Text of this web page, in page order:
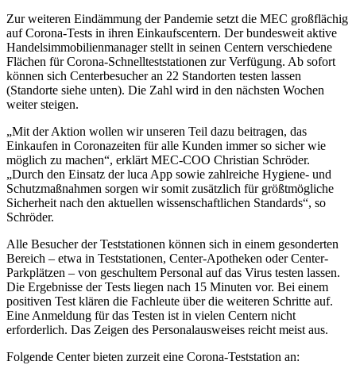
Zur weiteren Eindämmung der Pandemie setzt die MEC großflächig
auf Corona-Tests in ihren Einkaufscentern. Der bundesweit aktive
Handelsimmobilienmanager stellt in seinen Centern verschiedene
Flächen für Corona-Schnellteststationen zur Verfügung. Ab sofort
können sich Centerbesucher an 22 Standorten testen lassen
(Standorte siehe unten). Die Zahl wird in den nächsten Wochen
weiter steigen.
„Mit der Aktion wollen wir unseren Teil dazu beitragen, das
Einkaufen in Coronazeiten für alle Kunden immer so sicher wie
möglich zu machen“, erklärt MEC-COO Christian Schröder.
„Durch den Einsatz der luca App sowie zahlreiche Hygiene- und
Schutzmaßnahmen sorgen wir somit zusätzlich für größtmögliche
Sicherheit nach den aktuellen wissenschaftlichen Standards“, so
Schröder.
Alle Besucher der Teststationen können sich in einem gesonderten
Bereich – etwa in Teststationen, Center-Apotheken oder Center-
Parkplätzen – von geschultem Personal auf das Virus testen lassen.
Die Ergebnisse der Tests liegen nach 15 Minuten vor. Bei einem
positiven Test klären die Fachleute über die weiteren Schritte auf.
Eine Anmeldung für das Testen ist in vielen Centern nicht
erforderlich. Das Zeigen des Personalausweises reicht meist aus.
Folgende Center bieten zurzeit eine Corona-Teststation an: